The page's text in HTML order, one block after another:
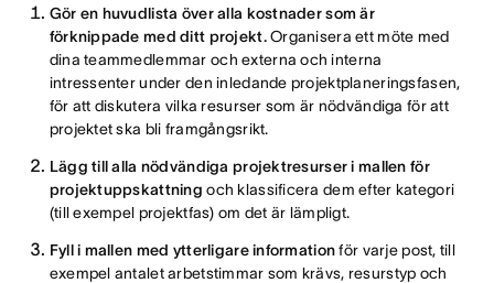
Gör en huvudlista över alla kostnader som är
förknippade med ditt projekt.Organisera ett möte med
dina teammedlemmar och externa och interna
intressenter under den inledande projektplaneringsfasen,
för att diskutera vilka resurser som är nödvändiga för att
projektet ska bli framgångsrikt.
Lägg till alla nödvändiga projektresurser i mallen för
projektuppskattningoch klassificera dem efter kategori
(till exempel projektfas) om det är lämpligt.
Fyll i mallen med ytterligare informationför varje post, till
exempel antalet arbetstimmar som krävs, resurstyp och